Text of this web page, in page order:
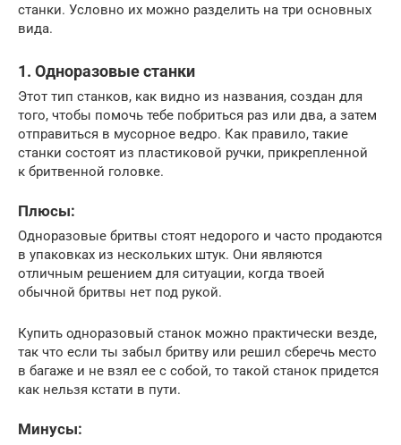
станки. Условно их можно разделить на три основных
вида.
1. Одноразовые станки
Этот тип станков, как видно из названия, создан для
того, чтобы помочь тебе побриться раз или два, а затем
отправиться в мусорное ведро. Как правило, такие
станки состоят из пластиковой ручки, прикрепленной
к бритвенной головке.
Плюсы:
Одноразовые бритвы стоят недорого и часто продаются
в упаковках из нескольких штук. Они являются
отличным решением для ситуации, когда твоей
обычной бритвы нет под рукой.
Купить одноразовый станок можно практически везде,
так что если ты забыл бритву или решил сберечь место
в багаже и не взял ее с собой, то такой станок придется
как нельзя кстати в пути.
Минусы: